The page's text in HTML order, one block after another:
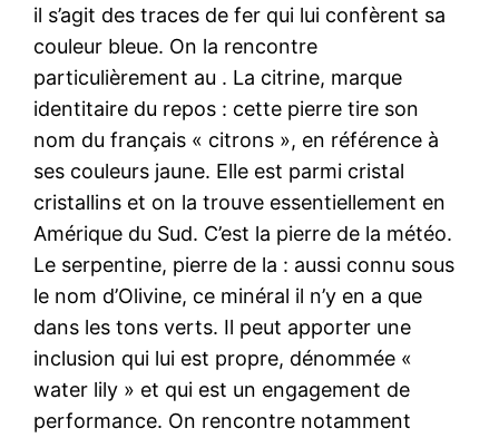
il s’agit des traces de fer qui lui confèrent sa
couleur bleue. On la rencontre
particulièrement au . La citrine, marque
identitaire du repos : cette pierre tire son
nom du français « citrons », en référence à
ses couleurs jaune. Elle est parmi cristal
cristallins et on la trouve essentiellement en
Amérique du Sud. C’est la pierre de la météo.
Le serpentine, pierre de la : aussi connu sous
le nom d’Olivine, ce minéral il n’y en a que
dans les tons verts. Il peut apporter une
inclusion qui lui est propre, dénommée «
water lily » et qui est un engagement de
performance. On rencontre notamment